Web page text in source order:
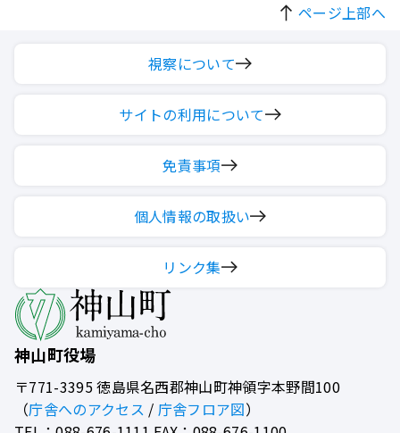
ページ上部へ
神山町役場
〒771-3395徳島県名西郡神山町神領字本野間100
（庁舎へのアクセス / 庁舎フロア図）
視察について
サイトの利用について
免責事項
個人情報の取扱い
リンク集